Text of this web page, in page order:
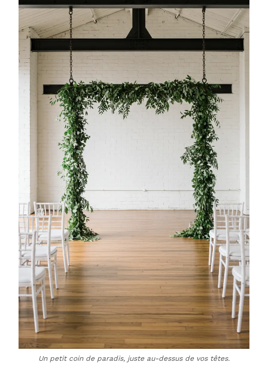
Un petit coin de paradis, juste au-dessus de vos têtes.